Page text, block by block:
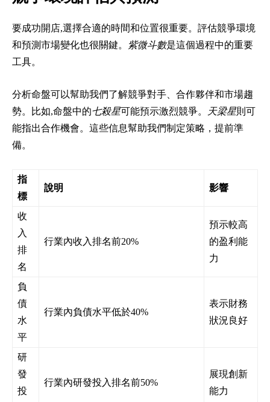
要成功開店,選擇合適的時間和位置很重要。評估競爭環境
和預測市場變化也很關鍵。
紫微斗數是這個過程中的重要
工具。
分析命盤可以幫助我們了解競爭對手、合作夥伴和市場趨
勢。比如,命盤中的七殺星可能預示激烈競爭。 天梁星則可
能指出合作機會。這些信息幫助我們制定策略，提前準
備。
指
標
說明 影響
收
入
排
名
行業內收入排名前20%
預示較高
的盈利能
力
負
債
水
平
行業內負債水平低於40%
表示財務
狀況良好
研
發
投
行業內研發投入排名前50%
展現創新
能力